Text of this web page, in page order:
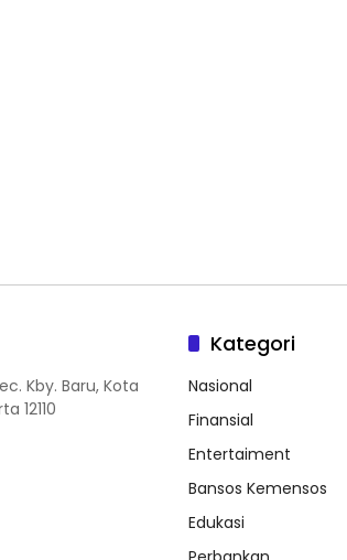
Kby. Baru, Kota
12110
Kategori
Nasional
Finansial
Entertaiment
Bansos Kemensos
Edukasi